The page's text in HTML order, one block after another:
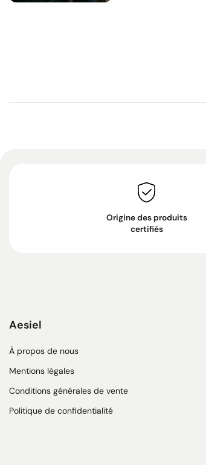
Origine des produits
certifiés
Aesiel
À propos de nous
Mentions légales
Conditions générales de vente
Politique de confidentialité